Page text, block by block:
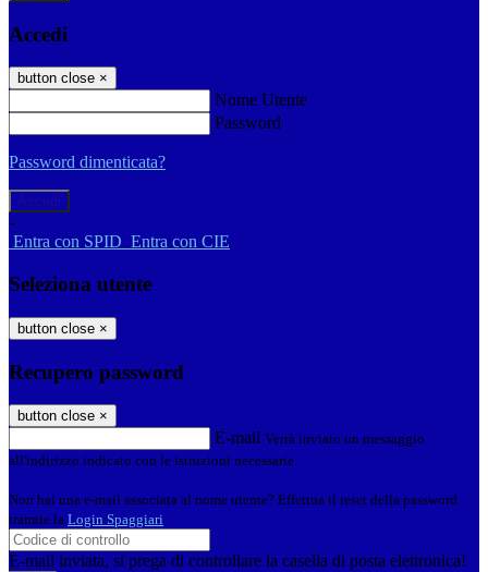
Accedi
button close ×
Nome Utente
Password
Password dimenticata?
-
Entra con SPID Entra con CIE
Seleziona utente
button close ×
Recupero password
button close ×
E-mail Verrà inviato un messaggio
all'indirizzo indicato con le istruzioni necessarie.
Non hai una e-mail associata al nome utente? Effettua il reset della password
tramite la Login Spaggiari
E-mail inviata, si prega di controllare la casella di posta elettronica!